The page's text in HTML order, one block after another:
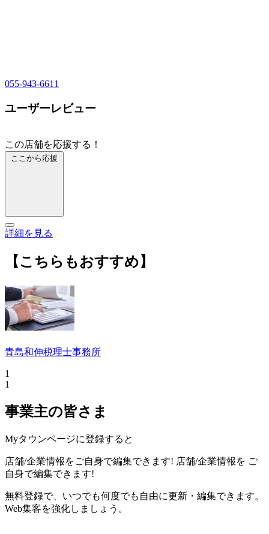
055-943-6611
ユーザーレビュー
この店舗を応援する！
ここから応援
詳細を見る
【こちらもおすすめ】
青島和伸税理士事務所
1
1
事業主の皆さま
Myタウンページに登録すると
店舗/企業情報をご自身で編集できます! 店舗/企業情報を ご
自身で編集できます!
無料登録で、いつでも何度でも自由に更新・編集できます。
Web集客を強化しましょう。